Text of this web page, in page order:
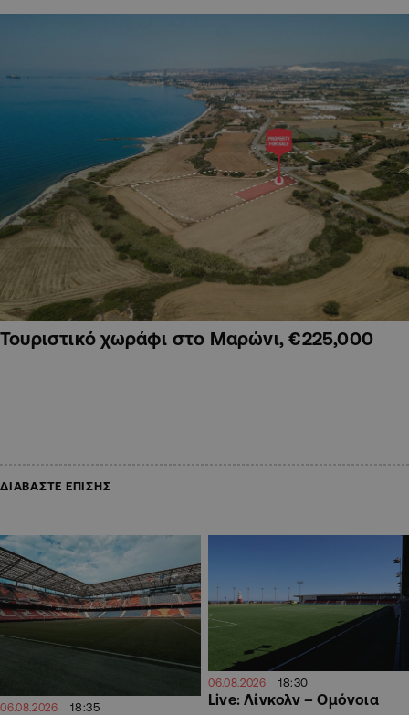
Τουριστικό χωράφι στο Μαρώνι, €225,000
ΔΙΑΒΑΣΤΕ ΕΠΙΣΗΣ
06.08.2026 18:35
06.08.2026 18:30
Live: Λίνκολν – Ομόνοια